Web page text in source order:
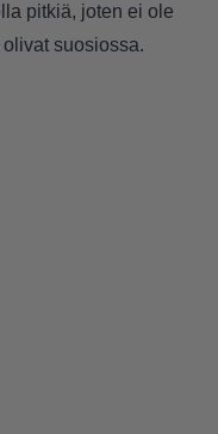
pitkiä, joten ei ole
suosiossa.